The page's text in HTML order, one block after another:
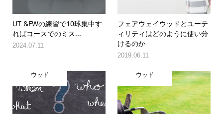
UT &FWの練習で10球集中す
ればコースでのミス...
2024.07.11
フェアウェイウッドとユーテ
ィリティはどのように使い分
けるのか
2019.06.11
ウッド ウッド